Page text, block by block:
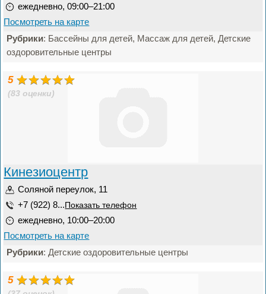
ежедневно, 09:00–21:00
Посмотреть на карте
Рубрики: Бассейны для детей, Массаж для детей, Детские
оздоровительные центры
5
(83 оценки)
Кинезиоцентр
Соляной переулок, 11
+7 (922) 8... Показать телефон
ежедневно, 10:00–20:00
Посмотреть на карте
Рубрики: Детские оздоровительные центры
5